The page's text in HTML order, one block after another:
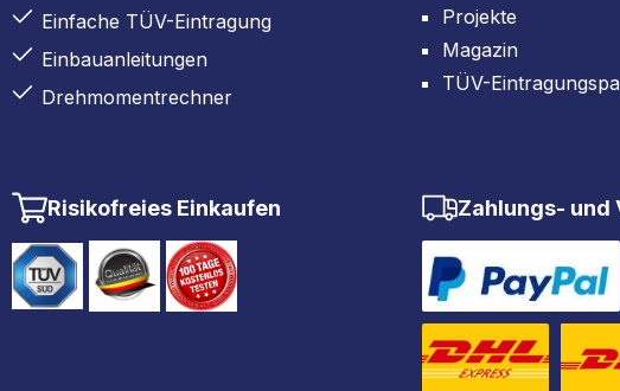
Einfache TÜV-Eintragung
Einbauanleitungen
Drehmomentrechner
Projekte
Magazin
TÜV-
Risikofreies Einkaufen Zahlungs- und